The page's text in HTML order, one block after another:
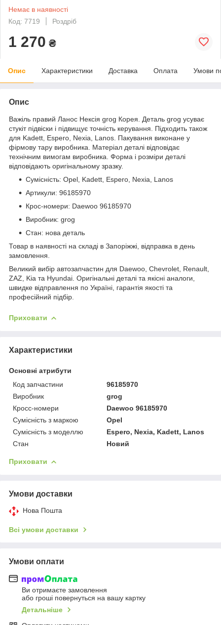
Немає в наявності
Код: 7719
Роздріб
1 270 ₴
Опис Характеристики Доставка Оплата Умови
Опис
Важіль правий Ланос Нексія grog Корея. Деталь grog усуває
стукіт підвіски і підвищує точність керування. Підходить також
для Kadett, Espero, Nexia, Lanos. Пакування виконане у
фірмову тару виробника. Матеріал деталі відповідає
технічним вимогам виробника. Форма і розміри деталі
відповідають оригінальному зразку.
Сумісність: Opel, Kadett, Espero, Nexia, Lanos
Артикули: 96185970
Крос-номери: Daewoo 96185970
Виробник: grog
Стан: нова деталь
Товар в наявності на складі в Запоріжжі, відправка в день
замовлення.
Великий вибір автозапчастин для Daewoo, Chevrolet, Renault,
ZAZ, Kia та Hyundai. Оригінальні деталі та якісні аналоги,
швидке відправлення по Україні, гарантія якості та
професійний підбір.
Приховати
Характеристики
Основні атрибути
Код запчастини
96185970
Виробник
grog
Кросс-номери
Daewoo 96185970
Сумісність з маркою
Opel
Сумісність з моделлю
Espero, Nexia, Kadett, Lanos
Стан
Новий
Приховати
Умови доставки
Нова Пошта
Всі умови доставки
Умови оплати
Ви отримаєте замовлення
або гроші повернуться на вашу картку
Детальніше